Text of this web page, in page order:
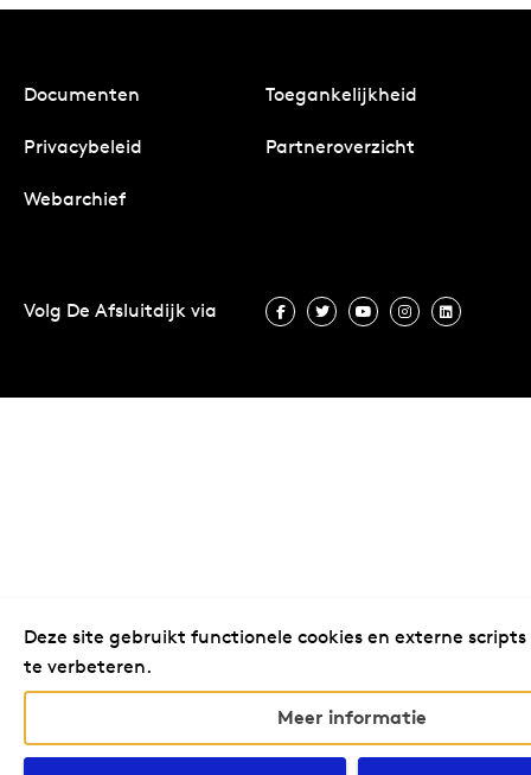
Deze site gebruikt functionele cookies en externe
te verbeteren.
Meer informatie
Documenten Toegankelijkheid
Privacybeleid Partneroverzicht
Webarchief
Volg De Afsluitdijk via Volg De Afsluitdijk via Facebook
Volg De Afsluitdijk via
Volg De Afsluitdijk via
Volg De